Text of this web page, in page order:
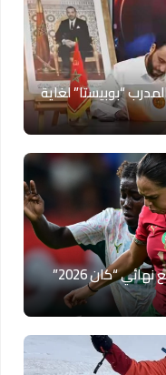
“بوبيستا” لغاية
المنتخب المغربي للسيدات يعبر إلى ربع نهائي “كان 2026”